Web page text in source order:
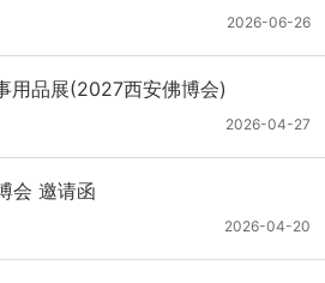
2026-06-26
用品展(2027西安佛博会)
2026-04-27
会 邀请函
2026-04-20